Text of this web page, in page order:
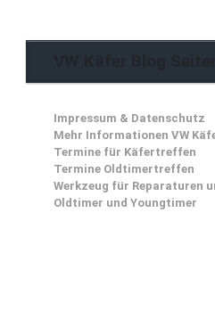
Impressum & Datenschutz
Mehr Informationen VW
Termine für Käfertreffen
Termine Oldtimertreffen
Werkzeug für Reparaturen
Oldtimer und Youngtimer